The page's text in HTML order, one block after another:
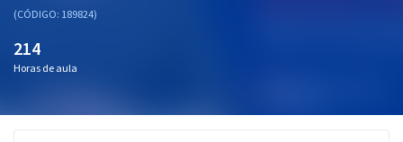
Questões grátis
(CÓDIGO: 189824)
214
Horas de aula